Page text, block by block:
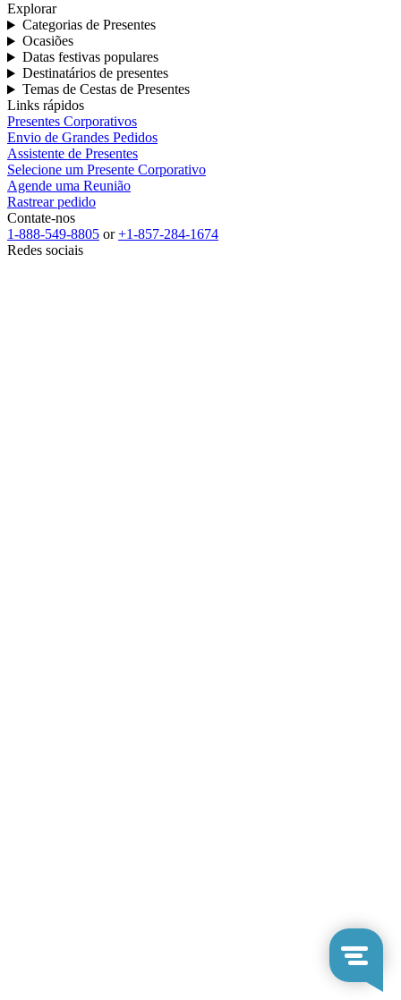
Explorar
Categorias de Presentes
Ocasiões
Datas festivas populares
Destinatários de presentes
Temas de Cestas de Presentes
Links rápidos
Presentes Corporativos
Envio de Grandes Pedidos
Assistente de Presentes
Selecione um Presente Corporativo
Agende uma Reunião
Rastrear pedido
Contate-nos
1-888-549-8805 or+1-857-284-1674
Redes sociais